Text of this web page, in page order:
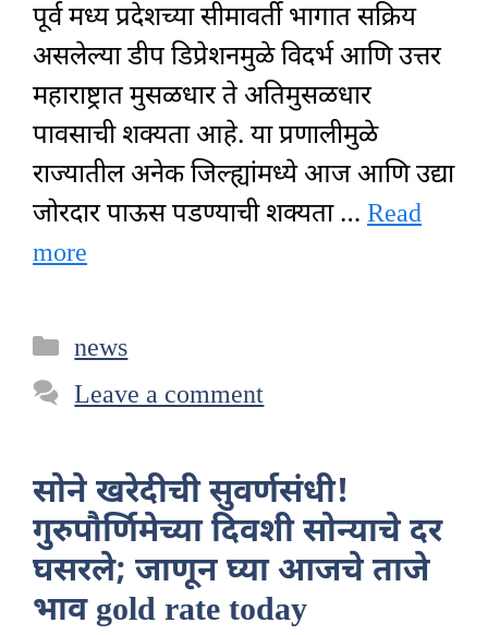
पूर्व मध्य प्रदेशच्या सीमावर्ती भागात सक्रिय
असलेल्या डीप डिप्रेशनमुळे विदर्भ आणि उत्तर
महाराष्ट्रात मुसळधार ते अतिमुसळधार
पावसाची शक्यता आहे. या प्रणालीमुळे
राज्यातील अनेक जिल्ह्यांमध्ये आज आणि उद्या
जोरदार पाऊस पडण्याची शक्यता … Read
more
Categories
news
Leave a comment
सोने खरेदीची सुवर्णसंधी!
गुरुपौर्णिमेच्या दिवशी सोन्याचे दर
घसरले; जाणून घ्या आजचे ताजे
भाव gold rate today